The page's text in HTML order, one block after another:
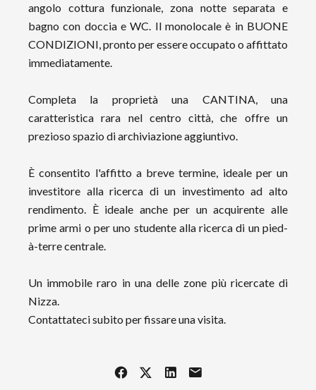
angolo cottura funzionale, zona notte separata e
bagno con doccia e WC. Il monolocale è in BUONE
CONDIZIONI, pronto per essere occupato o affittato
immediatamente.
Completa la proprietà una CANTINA, una
caratteristica rara nel centro città, che offre un
prezioso spazio di archiviazione aggiuntivo.
È consentito l'affitto a breve termine, ideale per un
investitore alla ricerca di un investimento ad alto
rendimento. È ideale anche per un acquirente alle
prime armi o per uno studente alla ricerca di un pied-
à-terre centrale.
Un immobile raro in una delle zone più ricercate di
Nizza.
Contattateci subito per fissare una visita.